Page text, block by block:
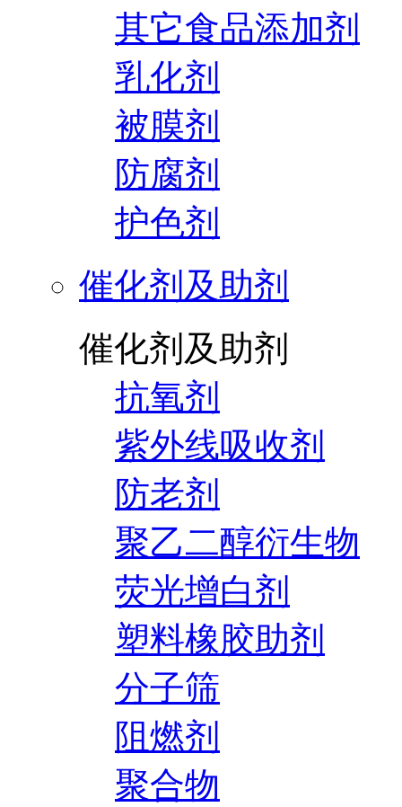
其它食品添加剂
乳化剂
被膜剂
防腐剂
护色剂
催化剂及助剂
催化剂及助剂
抗氧剂
紫外线吸收剂
防老剂
聚乙二醇衍生物
荧光增白剂
塑料橡胶助剂
分子筛
阻燃剂
聚合物